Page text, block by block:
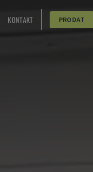
KONTAKT PRODAT